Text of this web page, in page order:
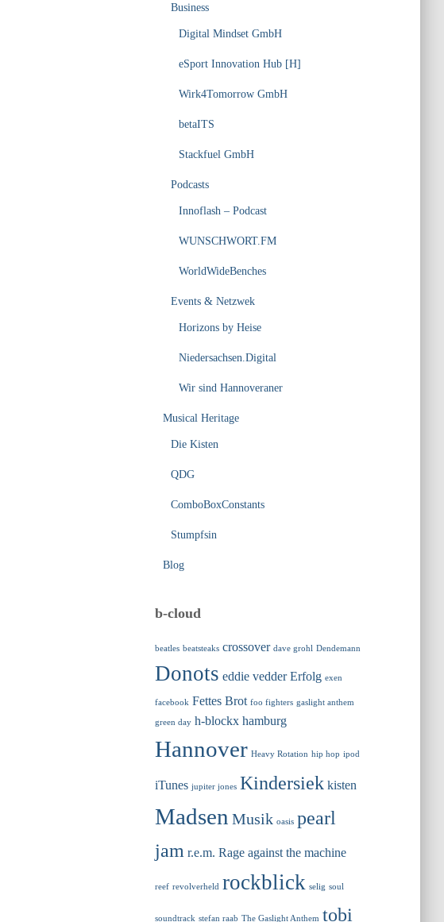
Business
Digital Mindset GmbH
eSport Innovation Hub [H]
Wirk4Tomorrow GmbH
betaITS
Stackfuel GmbH
Podcasts
Innoflash – Podcast
WUNSCHWORT.FM
WorldWideBenches
Events & Netzwek
Horizons by Heise
Niedersachsen.Digital
Wir sind Hannoveraner
Musical Heritage
Die Kisten
QDG
ComboBoxConstants
Stumpfsin
Blog
b-cloud
beatles beatsteaks crossover dave grohl Dendemann
Donots eddie vedder Erfolg exen
facebook Fettes Brot foo fighters gaslight anthem
green day h-blockx hamburg
Hannover Heavy Rotation hip hop ipod
iTunes jupiter jones Kindersiek kisten
Madsen Musik oasis pearl
jam r.e.m. Rage against the machine
reef revolverheld rockblick selig soul
soundtrack stefan raab The Gaslight Anthem tobi